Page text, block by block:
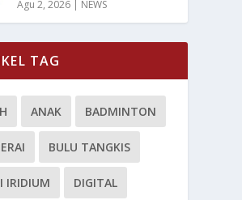
Agu 2, 2026 | NEWS
TAG
ANAK BADMINTON
BULU TANGKIS
IRIDIUM DIGITAL